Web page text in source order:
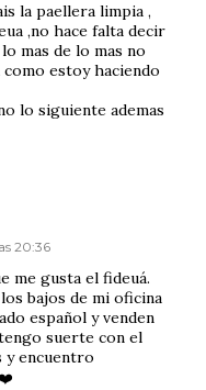
la paellera limpia ,
,no hace falta decir
mas de lo mas no
estoy haciendo
lo siguiente ademas
20:36
me gusta el fideuá.
bajos de mi oficina
español y venden
suerte con el
encuentro